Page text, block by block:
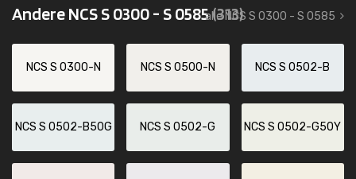
Andere NCS S 0300 - S 0585(313)
alle NCS S 0300 - S 0585
NCS S 0300-N NCS S 0500-N NCS S 0502-B
NCS S 0502-B50G NCS S 0502-G NCS S 0502-G50Y